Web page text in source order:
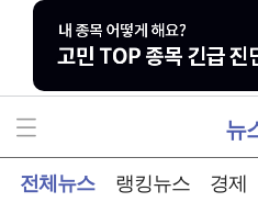
뉴
전체뉴스 랭킹뉴스 경제